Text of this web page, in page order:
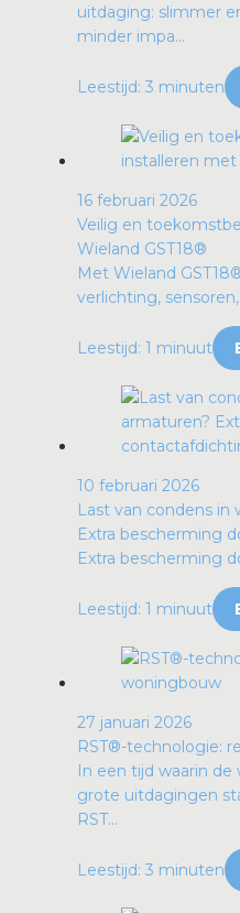
uitdaging: slimmer
minder impa...
Leestijd: 3 minuten
16 februari 2026
Veilig en
Wieland GST18®
Met Wieland
verlichting,
Leestijd: 1 minuut
10 februari 2026
Last van condens in
Extra bescherming
Extra bescherming
Leestijd: 1 minuut
27 januari 2026
RST®-technologie:
In een tijd waarin
grote uitdagingen
RST...
Leestijd: 3 minuten